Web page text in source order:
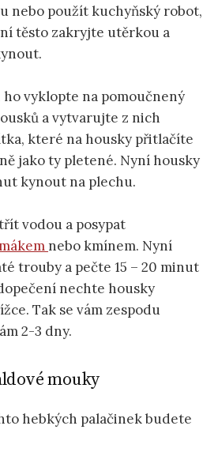
nebo použít kuchyňský robot,
těsto zakryjte utěrkou a
ho vyklopte na pomoučnený
a vytvarujte z nich
které na housky přitlačíte
jako ty pletené. Nyní housky
kynout na plechu.
vodou a posypat
nebo kmínem. Nyní
trouby a pečte 15 – 20 minut
nechte housky
Tak se vám zespodu
2-3 dny.
mouky
hebkých palačinek budete